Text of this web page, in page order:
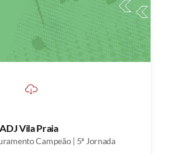
ADJ Vila Praia
Campeão | 5ª Jornada